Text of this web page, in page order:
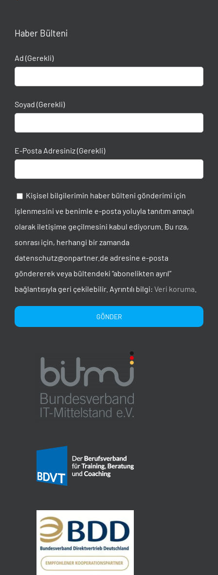
Haber Bülteni
Ad (Gerekli)
Soyad (Gerekli)
E-Posta Adresiniz (Gerekli)
Kişisel bilgilerimin haber bülteni gönderimi için
işlenmesini ve benimle e-posta yoluyla tanıtım amaçlı
olarak iletişime geçilmesini kabul ediyorum. Bu rıza,
sonrası için, herhangi bir zamanda
datenschutz@onpartner.de adresine e-posta
göndererek veya bültendeki “abonelikten ayrıl”
bağlantısıyla geri çekilebilir. Ayrıntılı bilgi: Veri koruma